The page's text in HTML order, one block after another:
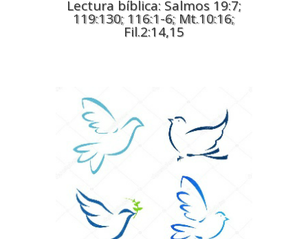
Lectura bíblica: Salmos 19:7;
119:130; 116:1-6; Mt.10:16;
Fil.2:14,15